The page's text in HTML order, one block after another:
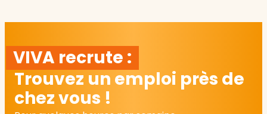
VIVA recrute :
Trouvez un emploi près de
chez vous !